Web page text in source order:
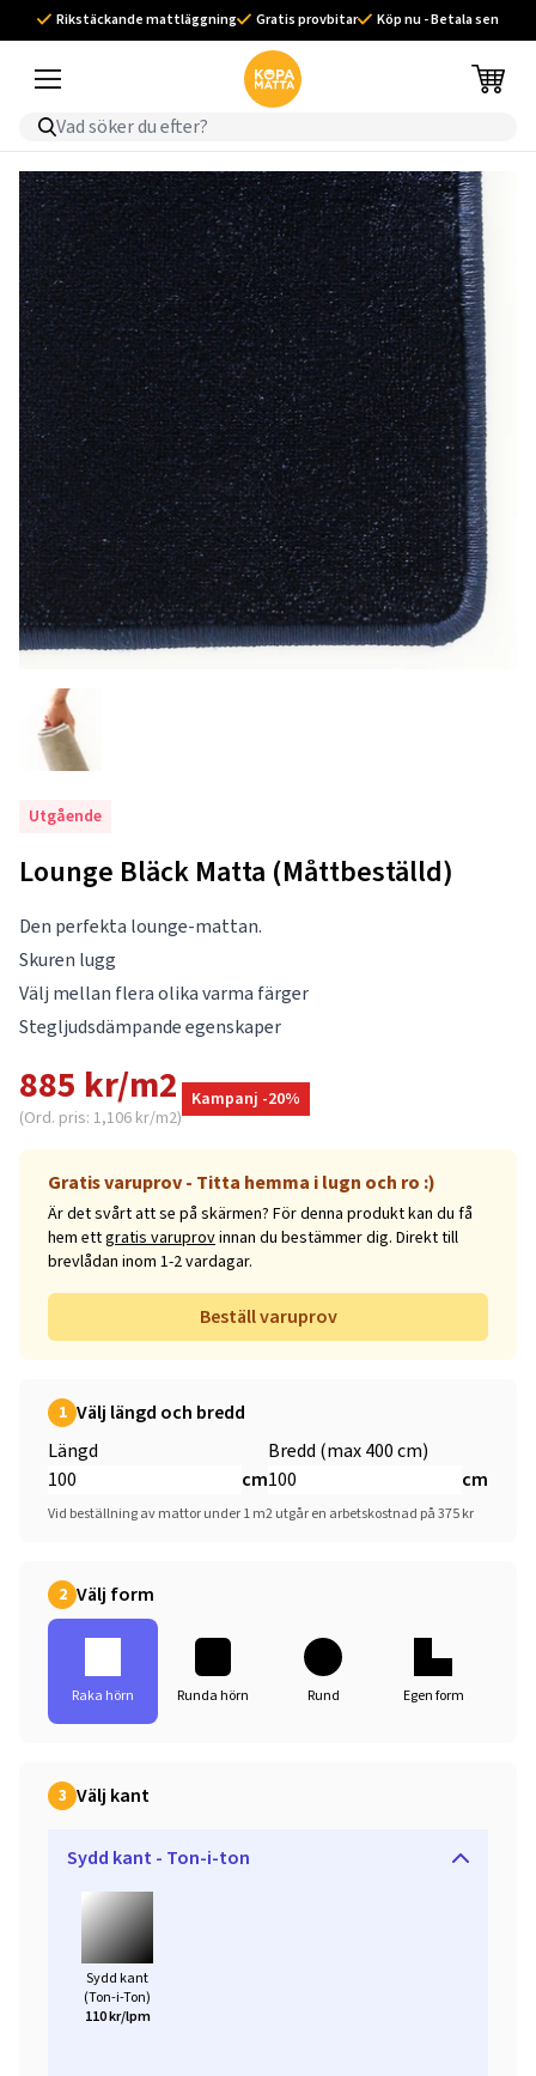
Rikstäckande mattläggning Gratis provbitar Köp nu - Betala sen
Utgående
Lounge Bläck Matta (Måttbeställd)
Den perfekta lounge-mattan.
Skuren lugg
Välj mellan flera olika varma färger
Stegljudsdämpande egenskaper
885 kr/m2
(Ord. pris: 1,106 kr/m2)
Kampanj -20%
Gratis varuprov - Titta hemma i lugn och ro :)
Är det svårt att se på skärmen? För denna produkt kan du få
hem ettgratis varuprovinnan du bestämmer dig. Direkt till
brevlådan inom 1-2 vardagar.
Beställ varuprov
1 Välj längd och bredd
Längd
cm
Bredd (max 400 cm)
cm
Vid beställning av mattor under 1 m2 utgår en arbetskostnad på 375 kr
2 Välj form
Raka hörn Runda hörn Rund Egen form
3 Välj kant
Sydd kant - Ton-i-ton
Sydd kant
(Ton-i-Ton)
110 kr/lpm